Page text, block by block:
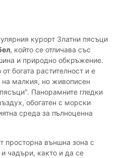
курорт Златни пясъци
, който се отличава със
и природно обкръжение.
богата растителност и е
малкия, но живописен
Панорамните гледки
обогатен с морски
среда за пълноценна
просторна външна зона с
чадъри, както и да се